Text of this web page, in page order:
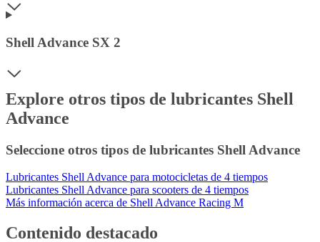
Shell Advance SX 2
Explore otros tipos de lubricantes Shell
Advance
Seleccione otros tipos de lubricantes Shell Advance
Lubricantes Shell Advance para motocicletas de 4 tiempos
Lubricantes Shell Advance para scooters de 4 tiempos
Más información acerca de Shell Advance Racing M
Contenido destacado